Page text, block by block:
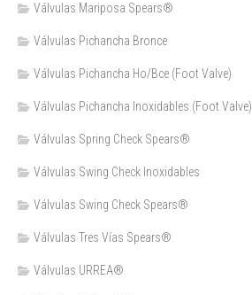
Válvulas Mariposa Spears®
Válvulas Pichancha Bronce
Válvulas Pichancha Ho/Bce (Foot Valve)
Válvulas Pichancha Inoxidables (Foot Valve)
Válvulas Spring Check Spears®
Válvulas Swing Check Inoxidables
Válvulas Swing Check Spears®
Válvulas Tres Vías Spears®
Válvulas URREA®